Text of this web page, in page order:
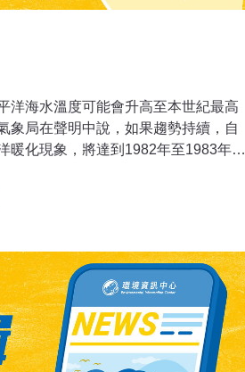
洋海水溫度可能會升高至本世紀最高
象局在聲明中說，如果趨勢持續，自
暖化現象，將達到1982年至1983年創
或六度，這種情形很不 尋常。海洋
的變化就會嚴重影響天氣型態。目